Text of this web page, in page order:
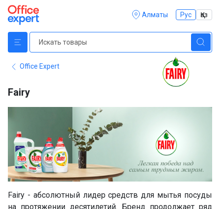
Алматы Рус Қаз
Office Expert
Fairy
Fairy - абсолютный лидер средств для мытья посуды
на протяжении десятилетий. Бренд продолжает ряд